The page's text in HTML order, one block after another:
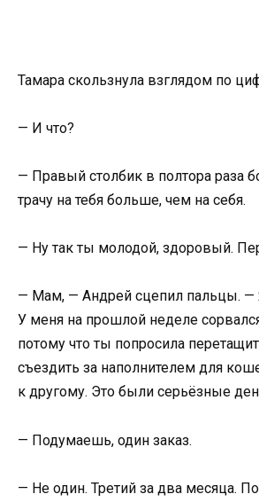
Тамара скользнула взглядом по
— И что?
— Правый столбик в полтора раза
трачу на тебя больше, чем на себя.
— Ну так ты молодой, здоровый.
— Мам, — Андрей сцепил пальцы. —
У меня на прошлой неделе
потому что ты попросила
съездить за наполнителем для
к другому. Это были серьёзные
— Подумаешь, один заказ.
— Не один. Третий за два месяца.